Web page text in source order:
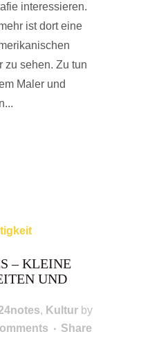
interessieren.
ist dort eine
zu sehen. Zu tun
Maler und
– KLEINE
UND
, Kultur by
Share